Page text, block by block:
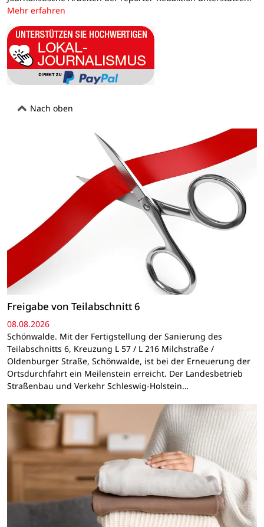
Mehr erfahren
Nach oben
Freigabe von Teilabschnitt 6
08.08.2026
Schönwalde. Mit der Fertigstellung der Sanierung des
Teilabschnitts 6, Kreuzung L 57 / L 216 Milchstraße /
Oldenburger Straße, Schönwalde, ist bei der Erneuerung der
Ortsdurchfahrt ein Meilenstein erreicht. Der Landesbetrieb
Straßenbau und Verkehr Schleswig-Holstein…